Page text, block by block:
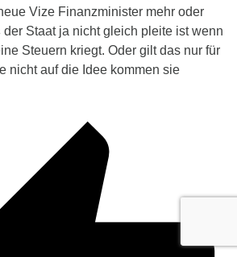
Vize Finanzminister mehr oder
Staat ja nicht gleich pleite ist wenn
Steuern kriegt. Oder gilt das nur für
nicht auf die Idee kommen sie